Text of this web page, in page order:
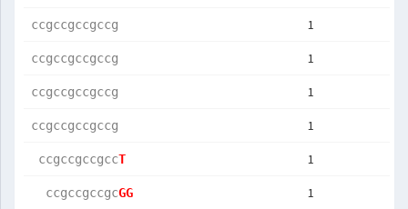
ccgccgccgccg 1
ccgccgccgccg 1
ccgccgccgccg 1
ccgccgccgccg 1
ccgccgccgccT 1
  ccgccgccgc
GG 1